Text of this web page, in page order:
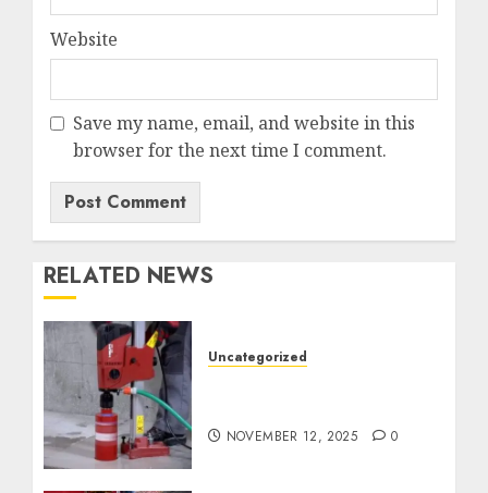
Website
Save my name, email, and website in this
browser for the next time I comment.
RELATED NEWS
Uncategorized
NOVEMBER 12, 2025 0